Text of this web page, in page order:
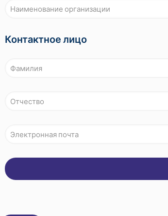
Контактное лицо